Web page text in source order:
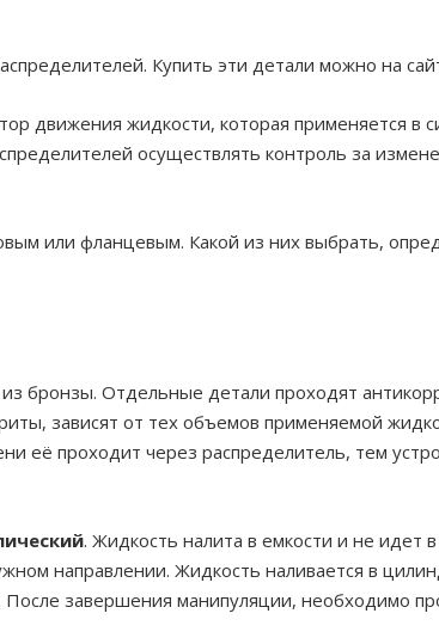
Купить эти детали можно на
движения жидкости, которая применяется в
осуществлять контроль за
или фланцевым. Какой из них выбрать,
бронзы. Отдельные детали проходят
зависят от тех объемов применяемой
её проходит через распределитель, тем
. Жидкость налита в емкости и не идет
направлении. Жидкость наливается в
завершения манипуляции, необходимо